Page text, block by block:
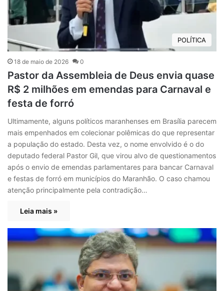
POLÍTICA
18 de maio de 2026 0
Pastor da Assembleia de Deus envia quase
R$ 2 milhões em emendas para Carnaval e
festa de forró
Ultimamente, alguns políticos maranhenses em Brasília parecem
mais empenhados em colecionar polêmicas do que representar
a população do estado. Desta vez, o nome envolvido é o do
deputado federal Pastor Gil, que virou alvo de questionamentos
após o envio de emendas parlamentares para bancar Carnaval
e festas de forró em municípios do Maranhão. O caso chamou
atenção principalmente pela contradição…
Leia mais »